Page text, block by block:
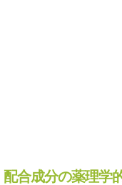
配合成分の薬理学